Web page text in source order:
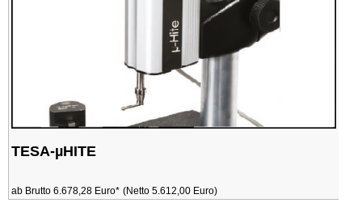
TESA-µHITE
ab Brutto 6.678,28 Euro* (Netto 5.612,00 Euro)